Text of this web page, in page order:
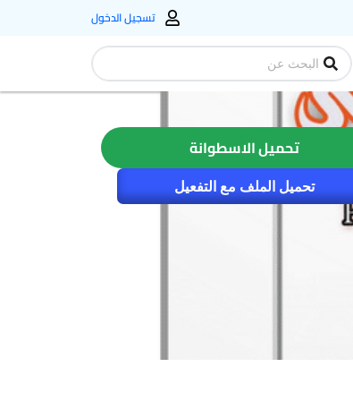
تسجيل الدخول
Search
...
تحميل الاسطوانة
تحميل الملف مع التفعيل